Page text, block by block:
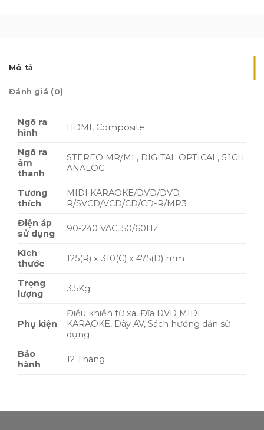
Mô tả
Đánh giá (0)
Ngõ ra
hình
HDMI, Composite
Ngõ ra
âm
thanh
STEREO MR/ML, DIGITAL OPTICAL, 5.1CH
ANALOG
Tương
thích
MIDI KARAOKE/DVD/DVD-
R/SVCD/VCD/CD/CD-R/MP3
Điện áp
sử dụng
90-240 VAC, 50/60Hz
Kích
thước
125(R) x 310(C) x 475(D) mm
Trọng
lượng
3.5Kg
Phụ kiện
Điều khiển từ xa, Đĩa DVD MIDI
KARAOKE, Dây AV, Sách hướng dẫn sử
dụng
Bảo
hành
12 Tháng